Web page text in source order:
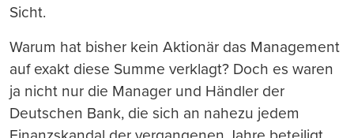
Sicht.
Warum hat bisher kein Aktionär das Management
auf exakt diese Summe verklagt? Doch es waren
ja nicht nur die Manager und Händler der
Deutschen Bank, die sich an nahezu jedem